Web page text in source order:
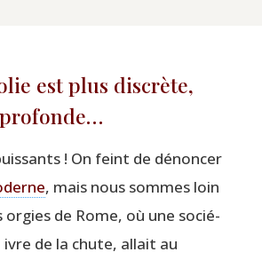
est plus discrète,
! On feint de dénon­cer
, mais nous sommes loin
orgies de Rome, où une socié­
de la chute, allait au